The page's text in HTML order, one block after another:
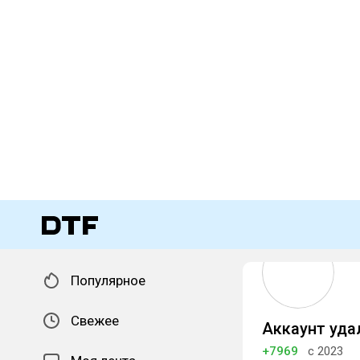
Популярное
Свежее Аккаунт
+7969 с 2023